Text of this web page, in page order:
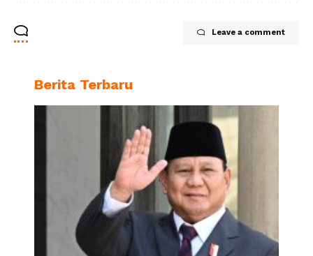
Leave a comment
Berita Terbaru